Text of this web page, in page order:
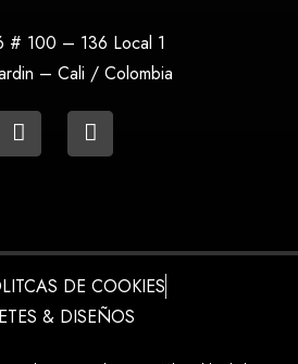
# 100 – 136 Local 1
– Cali / Colombia
DE COOKIES
& DISEÑOS